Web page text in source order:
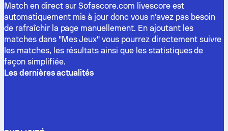
Match en direct sur Sofascore.com livescore est
automatiquement mis à jour donc vous n'avez pas besoin
de rafraîchir la page manuellement. En ajoutant les
matches dans "Mes Jeux" vous pourrez directement suivre
les matches, les résultats ainsi que les statistiques de
façon simplifiée.
Les dernières actualités